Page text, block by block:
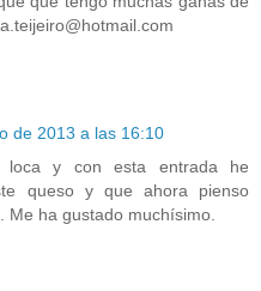
de 2013 a las 16:10
loca y con esta entrada he
queso y que ahora pienso
Me ha gustado muchísimo.